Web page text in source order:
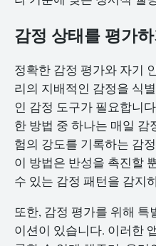
감정 상태를 평가
정확한 감정 평가와 자기
리의 지배적인 감정을 식
인 감정 도구가 필요합니
한 방법 중 하나는 매일 감
험의 강도를 기록하는 감
이 방법은 반성을 촉진할
수 있는 감정 패턴을 감지
또한, 감정 평가를 위해 특
이션이 있습니다. 이러한